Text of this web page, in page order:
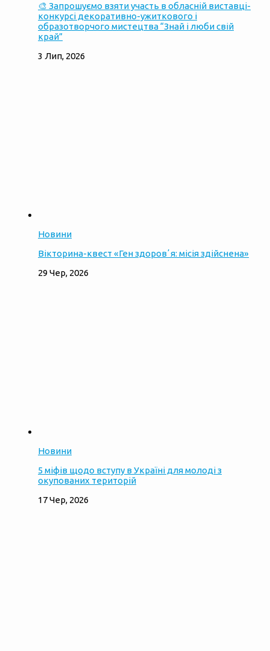
🎨 Запрошуємо взяти участь в обласній виставці-
конкурсі декоративно-ужиткового і
образотворчого мистецтва “Знай і люби свій
край”
3 Лип, 2026
Новини
Вікторина-квест «Ген здоровʼя: місія здійснена»
29 Чер, 2026
Новини
5 міфів щодо вступу в Україні для молоді з
окупованих територій
17 Чер, 2026